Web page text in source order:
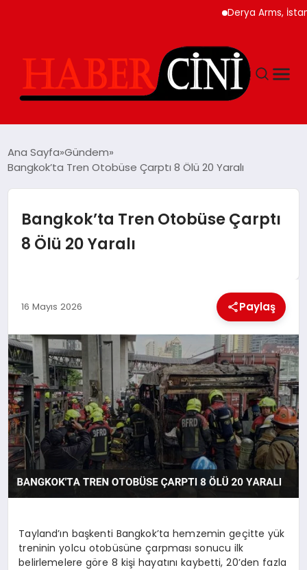
Derya Arms, İstanbul
GÜNCEL
MAGAZIN
GENEL
EKONOMI
YEREL HABERLER
GÜNDEM
Ana Sayfa Gündem
Bangkok’ta Tren Otobüse Çarptı 8 Ölü 20 Yaralı
Bangkok’ta Tren Otobüse Çarptı
8 Ölü 20 Yaralı
16 Mayıs 2026 Paylaş
Tayland’ın başkenti Bangkok’ta hemzemin geçitte yük
treninin yolcu otobüsüne çarpması sonucu ilk
belirlemelere göre 8 kişi hayatını kaybetti, 20’den fazla